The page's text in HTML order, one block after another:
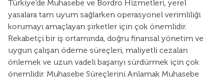
Türkiye’de Muhasebe ve Bordro Hizmetleri, yerel
yasalara tam uyum sağlarken operasyonel verimliliği
korumayı amaçlayan şirketler için çok önemlidir.
Rekabetçi bir iş ortamında, doğru finansal yönetim ve
uygun çalışan ödeme süreçleri, maliyetli cezaları
önlemek ve uzun vadeli başarıyı sürdürmek için çok
önemlidir. Muhasebe Süreçlerini Anlamak Muhasebe